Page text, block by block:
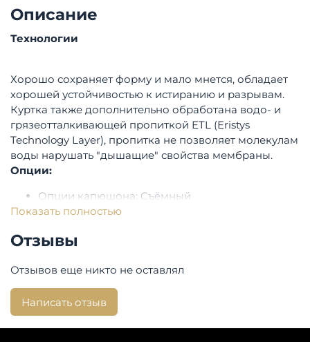
Описание
Технологии
Хорошо сохраняет форму и мало мнется, обладает
хорошей устойчивостью к истиранию и разрывам.
Куртка также дополнительно обработана водо- и
грязеотталкивающей пропиткой ETL (Eristys
Technology Layer), пропитка не позволяет молекулам
воды нарушать "дышащие" свойства мембраны.
Опции:
Опции капюшона: Съёмный
Застежка-молния
Состав:
Утеплитель: DUPONT SORONA, 320 гр.
Плотность утеплителя - 320
Состав подкладки: 65% полиэстер, 35% хлопок
Показать полностью
Отзывы
Отзывов еще никто не оставлял
Написать отзыв